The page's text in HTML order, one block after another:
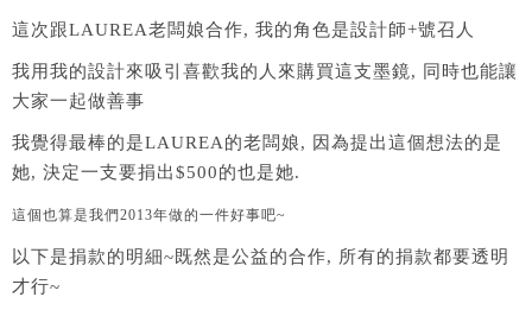
這次跟LAUREA老闆娘合作, 我的角色是設計師+號召人
我用我的設計來吸引喜歡我的人來購買這支墨鏡, 同時也能讓
大家一起做善事
我覺得最棒的是LAUREA的老闆娘, 因為提出這個想法的是
她, 決定一支要捐出$500的也是她.
這個也算是我們2013年做的一件好事吧~
以下是捐款的明細~既然是公益的合作, 所有的捐款都要透明
才行~